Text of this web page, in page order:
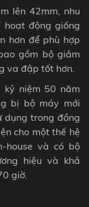
lên 42mm, nhu
hoạt động giống
hơn để phù hợp
gồm bộ giảm
va đập tốt hơn.
kỷ niệm 50 năm
bị bộ máy mới
dụng trong đồng
cho một thế hệ
house và có bộ
hiệu và khả
giờ.